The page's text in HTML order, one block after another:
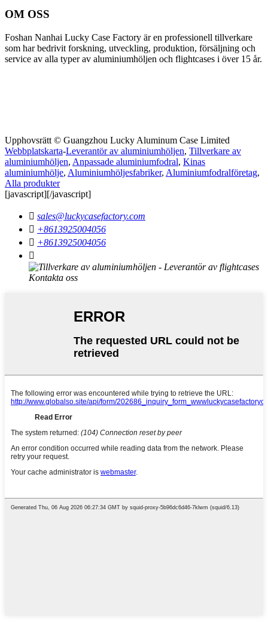
OM OSS
Foshan Nanhai Lucky Case Factory är en professionell tillverkare
som har bedrivit forskning, utveckling, produktion, försäljning och
service av alla typer av aluminiumhöljen och flightcases i över 15 år.
Upphovsrätt © Guangzhou Lucky Aluminum Case Limited
Webbplatskarta-Leverantör av aluminiumhöljen, Tillverkare av
aluminiumhöljen, Anpassade aluminiumfodral, Kinas
aluminiumhölje, Aluminiumhöljesfabriker, Aluminiumfodralföretag,
Alla produkter
[javascript][/javascript]
 sales@luckycasefactory.com
 +8613925004056
 +8613925004056
